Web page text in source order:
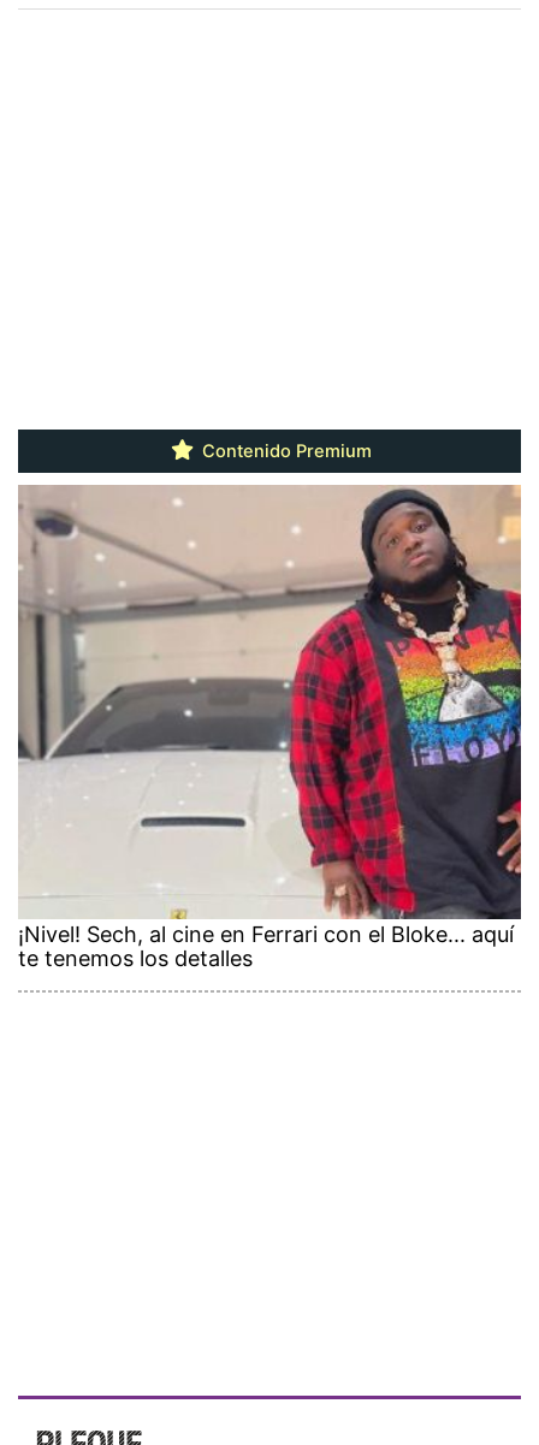
Contenido Premium
¡Nivel! Sech, al cine en Ferrari con el Bloke... aquí
te tenemos los detalles